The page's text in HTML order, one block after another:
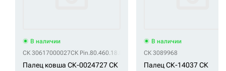
В наличии
СК 30617000027СК Pin.80.460.18.001.0
Палец ковша СК-0024727 СК
В наличии
СК 3089968
Палец СК-14037 СК